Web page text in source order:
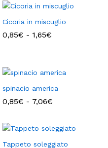
Cicoria in miscuglio
0,85€ - 1,65€
a
spinacio america
0,85€ - 7,06€
da
0,85€
a
Tappeto soleggiato